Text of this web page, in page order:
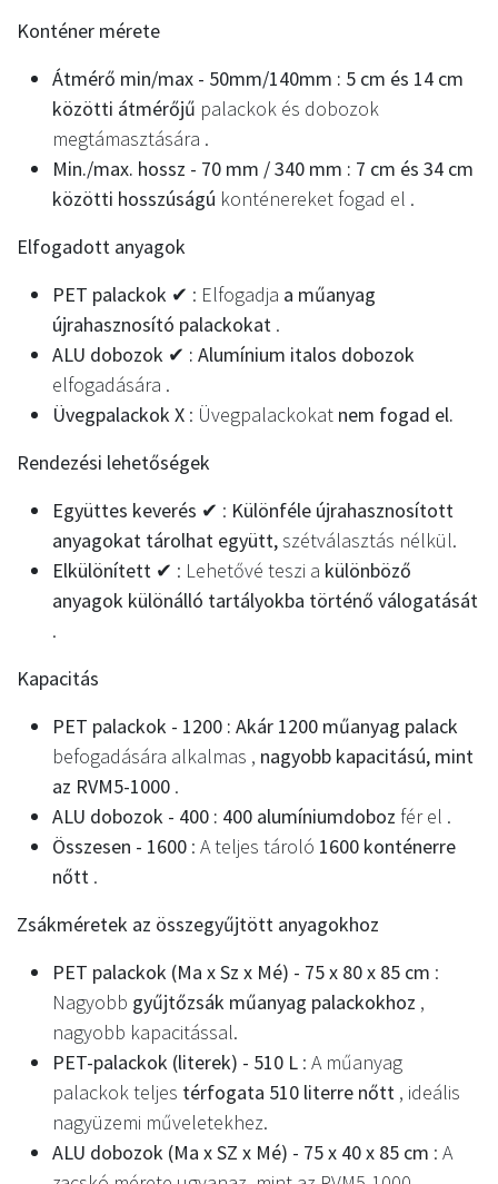
Konténer mérete
Átmérő min/max - 50mm/140mm : 5 cm és 14 cm
közötti átmérőjű palackok és dobozok
megtámasztására .
Min./max. hossz - 70 mm / 340 mm : 7 cm és 34 cm
közötti hosszúságú konténereket fogad el .
Elfogadott anyagok
PET palackok ✔ : Elfogadja a műanyag
újrahasznosító palackokat .
ALU dobozok ✔ : Alumínium italos dobozok
elfogadására .
Üvegpalackok X : Üvegpalackokat nem fogad el.
Rendezési lehetőségek
Együttes keverés ✔ : Különféle újrahasznosított
anyagokat tárolhat együtt,szétválasztás nélkül.
Elkülönített ✔ : Lehetővé teszi a különböző
anyagok különálló tartályokba történő válogatását
.
Kapacitás
PET palackok - 1200 : Akár 1200 műanyag palack
befogadására alkalmas , nagyobb kapacitású, mint
az RVM5-1000 .
ALU dobozok - 400 : 400 alumíniumdoboz fér el .
Összesen - 1600 : A teljes tároló 1600 konténerre
nőtt .
Zsákméretek az összegyűjtött anyagokhoz
PET palackok (Ma x Sz x Mé) - 75 x 80 x 85 cm :
Nagyobb gyűjtőzsák műanyag palackokhoz ,
nagyobb kapacitással.
PET-palackok (literek) - 510 L : A műanyag
palackok teljes térfogata 510 literre nőtt , ideális
nagyüzemi műveletekhez.
ALU dobozok (Ma x SZ x Mé) - 75 x 40 x 85 cm : A